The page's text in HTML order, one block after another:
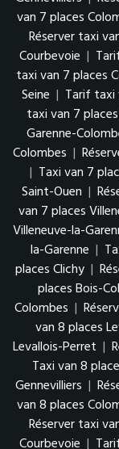
van 7 places
Réserver taxi
Courbevoie |
taxi van 7 places
Seine | Tarif taxi
taxi van 7
Garenne-
Colombes |
| Taxi van 7
Saint-Ouen |
van 7 places
Villeneuve-la-
la-Garenne |
places Clichy |
places Bois-
Colombes |
van 8 places
Levallois-Perret |
Taxi van 8
Gennevilliers |
van 8 places
Réserver taxi
Courbevoie |